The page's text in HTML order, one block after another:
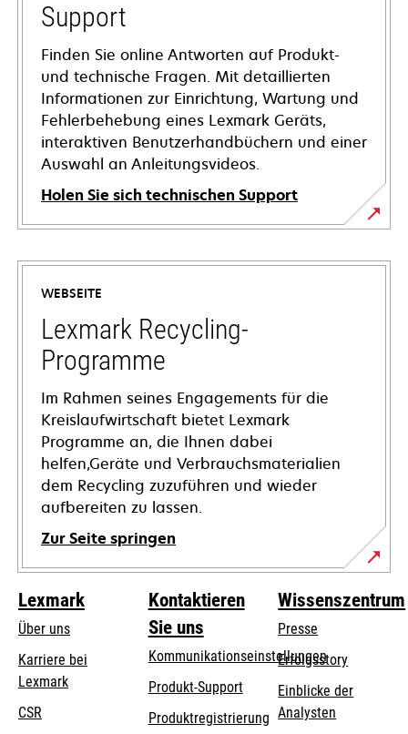
Support
Finden Sie online Antworten auf Produkt-
und technische Fragen. Mit detaillierten
Informationen zur Einrichtung, Wartung und
Fehlerbehebung eines Lexmark Geräts,
interaktiven Benutzerhandbüchern und einer
Auswahl an Anleitungsvideos.
Holen Sie sich technischen Support
wird
in
neuen
Registerkarte
geöffnet
WEBSEITE
Lexmark Recycling-
Programme
Im Rahmen seines Engagements für die
Kreislaufwirtschaft bietet Lexmark
Programme an, die Ihnen dabei
helfen,Geräte und Verbrauchsmaterialien
dem Recycling zuzuführen und wieder
aufbereiten zu lassen.
Zur Seite springen
Lexmark
Über uns
Karriere bei
Lexmark
CSR
Kontaktieren
Sie uns
Kommunikationseinstellungen
wird
in
einer
Produkt-Supportwird
einer
Produktregistrierung
Wissenszentrum
Presse
Erfolgsstory
Einblicke der
Analysten